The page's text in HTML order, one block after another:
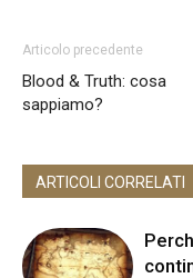
Articolo precedente
Blood & Truth: cosa
sappiamo?
ARTICOLI CORRELATI